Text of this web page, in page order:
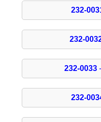
232-
232-
232-0033
232-